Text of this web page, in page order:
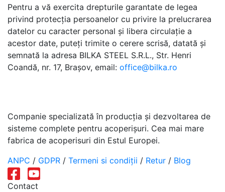
Pentru a vă exercita drepturile garantate de legea
privind protecția persoanelor cu privire la prelucrarea
datelor cu caracter personal și libera circulație a
acestor date, puteți trimite o cerere scrisă, datată și
semnată la adresa BILKA STEEL S.R.L., Str. Henri
Coandă, nr. 17, Brașov, email: office@bilka.ro
Companie specializată în producția și dezvoltarea de
sisteme complete pentru acoperișuri. Cea mai mare
fabrica de acoperisuri din Estul Europei.
ANPC / GDPR / Termeni si condiții / Retur / Blog
Contact